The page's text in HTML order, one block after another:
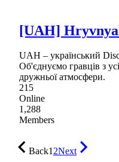
[UAH]
UAH – український
Об'єднуємо гравців з
дружньої атмосфери.
215
Online
1,288
Members
Back12Next